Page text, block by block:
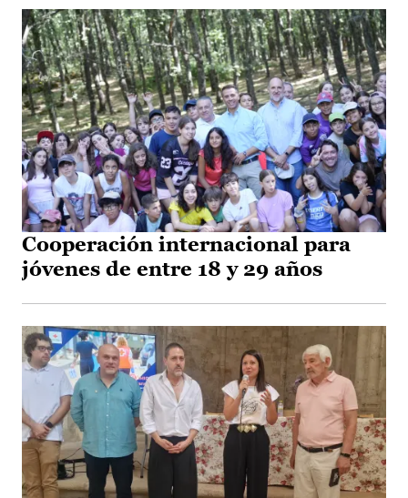
Cooperación internacional para
jóvenes de entre 18 y 29 años